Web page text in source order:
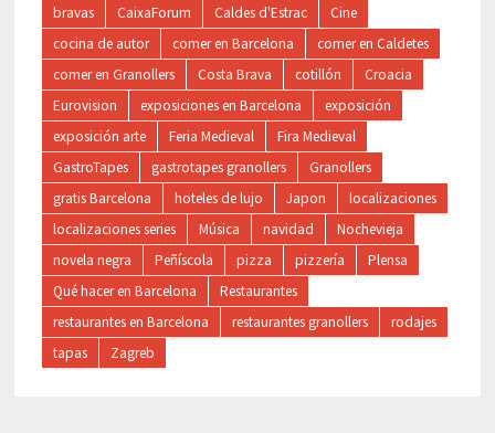
bravas CaixaForum Caldes d'Estrac
Cine
cocina de autor
comer en Barcelona
comer en Caldetes
comer en Granollers
Costa Brava cotillón
Croacia
Eurovision
exposiciones en Barcelona
exposición
exposición arte
Feria Medieval
Fira Medieval
GastroTapes
gastrotapes granollers
Granollers
gratis Barcelona
hoteles de lujo Japon
localizaciones
localizaciones series
Música navidad
Nochevieja
novela negra
Peñíscola pizza pizzería
Plensa
Qué hacer en Barcelona
Restaurantes
restaurantes en Barcelona
restaurantes granollers
rodajes
tapas
Zagreb